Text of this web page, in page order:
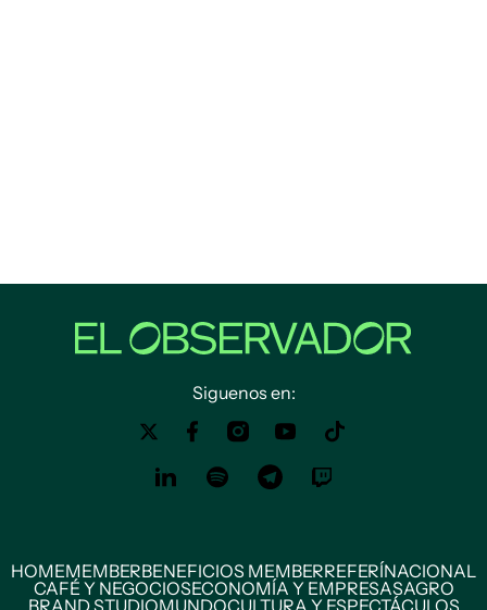
Siguenos en:
HOMEMEMBERBENEFICIOS MEMBERREFERÍNACIONAL
CAFÉ Y NEGOCIOSECONOMÍA Y EMPRESASAGRO
BRAND STUDIOMUNDOCULTURA Y ESPECTÁCULOS